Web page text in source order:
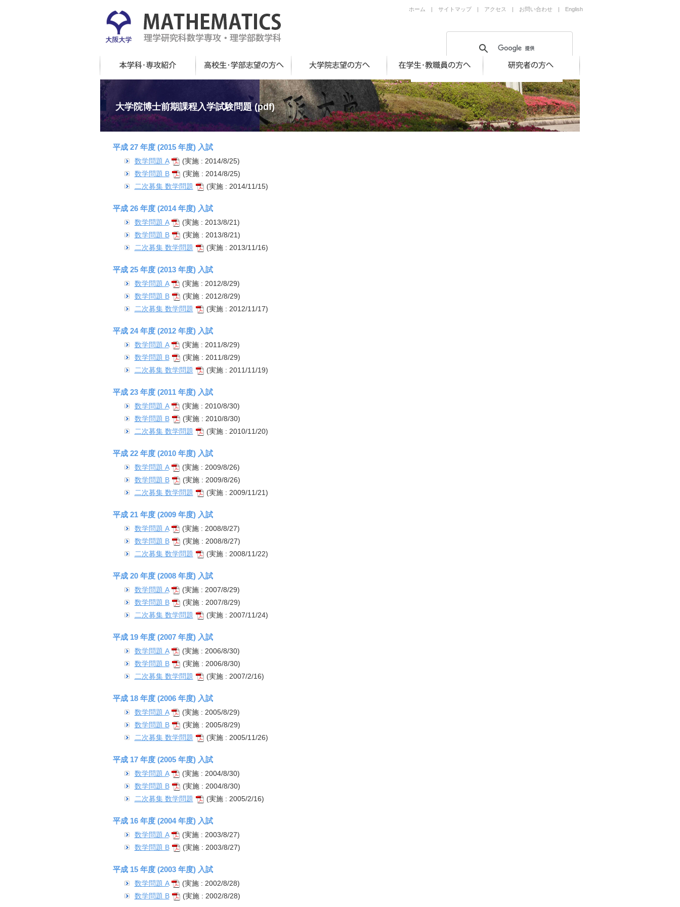
ホーム | サイトマップ | アクセス | お問い合わせ | English
大学院博士前期課程入学試験問題 (pdf)
平成 27 年度 (2015 年度) 入試
数学問題 A
(実施 : 2014/8/25)
数学問題 B
(実施 : 2014/8/25)
二次募集 数学問題
(実施 : 2014/11/15)
平成 26 年度 (2014 年度) 入試
数学問題 A
(実施 : 2013/8/21)
数学問題 B
(実施 : 2013/8/21)
二次募集 数学問題
(実施 : 2013/11/16)
平成 25 年度 (2013 年度) 入試
数学問題 A
(実施 : 2012/8/29)
数学問題 B
(実施 : 2012/8/29)
二次募集 数学問題
(実施 : 2012/11/17)
平成 24 年度 (2012 年度) 入試
数学問題 A
(実施 : 2011/8/29)
数学問題 B
(実施 : 2011/8/29)
二次募集 数学問題
(実施 : 2011/11/19)
平成 23 年度 (2011 年度) 入試
数学問題 A
(実施 : 2010/8/30)
数学問題 B
(実施 : 2010/8/30)
二次募集 数学問題
(実施 : 2010/11/20)
平成 22 年度 (2010 年度) 入試
数学問題 A
(実施 : 2009/8/26)
数学問題 B
(実施 : 2009/8/26)
二次募集 数学問題
(実施 : 2009/11/21)
平成 21 年度 (2009 年度) 入試
数学問題 A
(実施 : 2008/8/27)
数学問題 B
(実施 : 2008/8/27)
二次募集 数学問題
(実施 : 2008/11/22)
平成 20 年度 (2008 年度) 入試
数学問題 A
(実施 : 2007/8/29)
数学問題 B
(実施 : 2007/8/29)
二次募集 数学問題
(実施 : 2007/11/24)
平成 19 年度 (2007 年度) 入試
数学問題 A
(実施 : 2006/8/30)
数学問題 B
(実施 : 2006/8/30)
二次募集 数学問題
(実施 : 2007/2/16)
平成 18 年度 (2006 年度) 入試
数学問題 A
(実施 : 2005/8/29)
数学問題 B
(実施 : 2005/8/29)
二次募集 数学問題
(実施 : 2005/11/26)
平成 17 年度 (2005 年度) 入試
数学問題 A
(実施 : 2004/8/30)
数学問題 B
(実施 : 2004/8/30)
二次募集 数学問題
(実施 : 2005/2/16)
平成 16 年度 (2004 年度) 入試
数学問題 A
(実施 : 2003/8/27)
数学問題 B
(実施 : 2003/8/27)
平成 15 年度 (2003 年度) 入試
数学問題 A
(実施 : 2002/8/28)
数学問題 B
(実施 : 2002/8/28)